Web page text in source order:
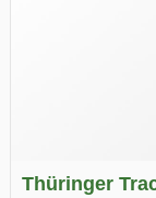
Thüringer